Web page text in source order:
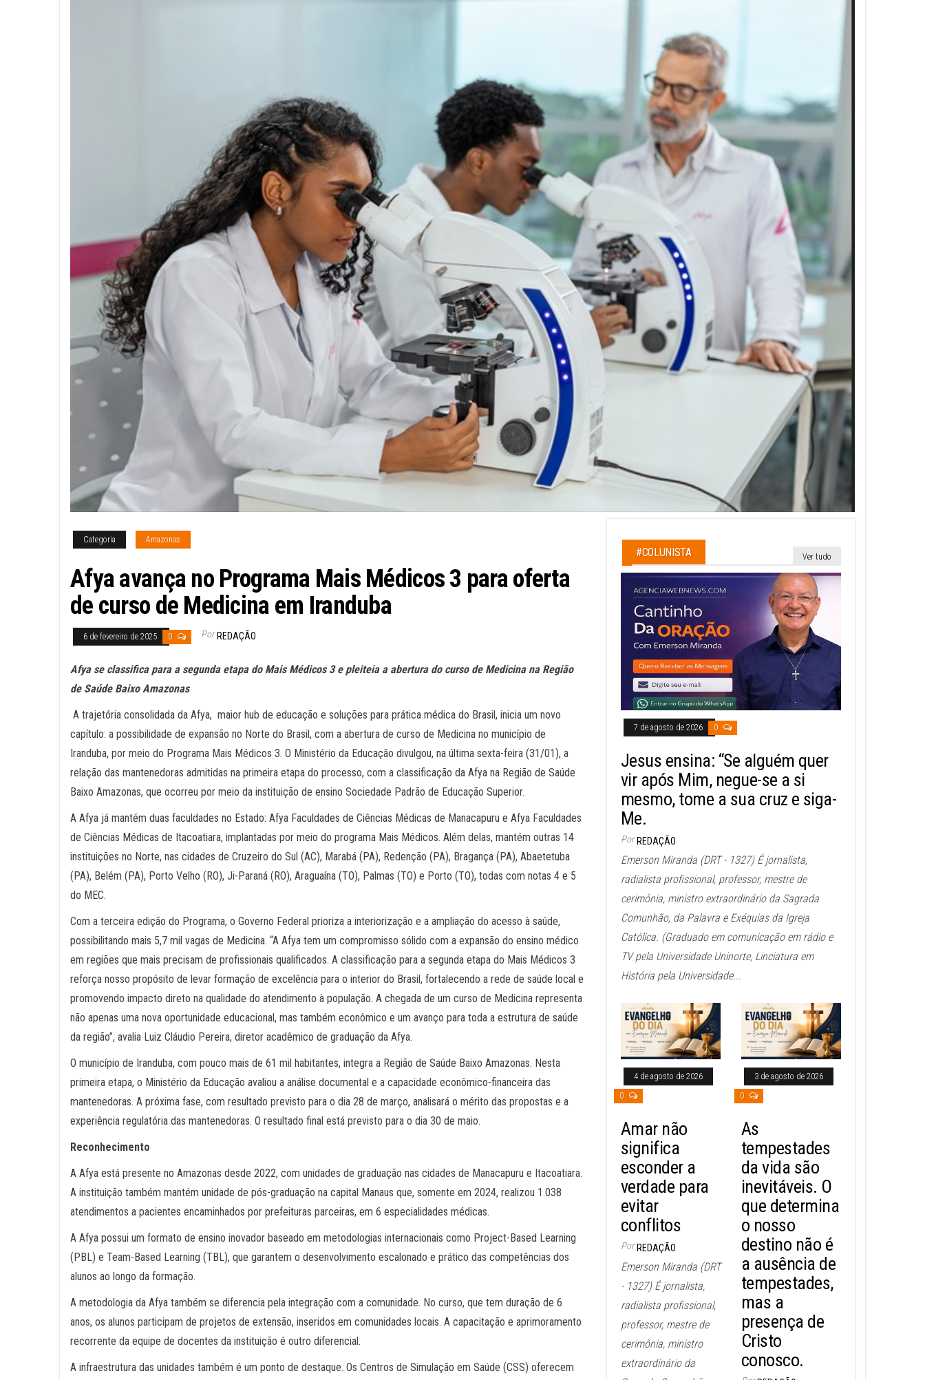
Categoria Amazonas
Afya avança no Programa Mais Médicos 3 para oferta
de curso de Medicina em Iranduba
6 de fevereiro de 2025 0 Por REDAÇÃO
Afya se classifica para a segunda etapa do Mais Médicos 3 e pleiteia a abertura do curso de Medicina na Região
de Saúde Baixo Amazonas
A trajetória consolidada da Afya, maior hub de educação e soluções para prática médica do Brasil, inicia um novo
capítulo: a possibilidade de expansão no Norte do Brasil, com a abertura de curso de Medicina no município de
Iranduba, por meio do Programa Mais Médicos 3. O Ministério da Educação divulgou, na última sexta-feira (31/01), a
relação das mantenedoras admitidas na primeira etapa do processo, com a classificação da Afya na Região de Saúde
Baixo Amazonas, que ocorreu por meio da instituição de ensino Sociedade Padrão de Educação Superior.
A Afya já mantém duas faculdades no Estado: Afya Faculdades de Ciências Médicas de Manacapuru e Afya Faculdades
de Ciências Médicas de Itacoatiara, implantadas por meio do programa Mais Médicos. Além delas, mantém outras 14
instituições no Norte, nas cidades de Cruzeiro do Sul (AC), Marabá (PA), Redenção (PA), Bragança (PA), Abaetetuba
(PA), Belém (PA), Porto Velho (RO), Ji-Paraná (RO), Araguaína (TO), Palmas (TO) e Porto (TO), todas com notas 4 e 5
do MEC.
Com a terceira edição do Programa, o Governo Federal prioriza a interiorização e a ampliação do acesso à saúde,
possibilitando mais 5,7 mil vagas de Medicina. “A Afya tem um compromisso sólido com a expansão do ensino médico
em regiões que mais precisam de profissionais qualificados. A classificação para a segunda etapa do Mais Médicos 3
reforça nosso propósito de levar formação de excelência para o interior do Brasil, fortalecendo a rede de saúde local e
promovendo impacto direto na qualidade do atendimento à população. A chegada de um curso de Medicina representa
não apenas uma nova oportunidade educacional, mas também econômico e um avanço para toda a estrutura de saúde
da região”, avalia Luiz Cláudio Pereira, diretor acadêmico de graduação da Afya.
O município de Iranduba, com pouco mais de 61 mil habitantes, integra a Região de Saúde Baixo Amazonas. Nesta
primeira etapa, o Ministério da Educação avaliou a análise documental e a capacidade econômico-financeira das
mantenedoras. A próxima fase, com resultado previsto para o dia 28 de março, analisará o mérito das propostas e a
experiência regulatória das mantenedoras. O resultado final está previsto para o dia 30 de maio.
Reconhecimento
A Afya está presente no Amazonas desde 2022, com unidades de graduação nas cidades de Manacapuru e Itacoatiara.
A instituição também mantém unidade de pós-graduação na capital Manaus que, somente em 2024, realizou 1.038
atendimentos a pacientes encaminhados por prefeituras parceiras, em 6 especialidades médicas.
A Afya possui um formato de ensino inovador baseado em metodologias internacionais como Project-Based Learning
(PBL) e Team-Based Learning (TBL), que garantem o desenvolvimento escalonado e prático das competências dos
alunos ao longo da formação.
A metodologia da Afya também se diferencia pela integração com a comunidade. No curso, que tem duração de 6
anos, os alunos participam de projetos de extensão, inseridos em comunidades locais. A capacitação e aprimoramento
recorrente da equipe de docentes da instituição é outro diferencial.
A infraestrutura das unidades também é um ponto de destaque. Os Centros de Simulação em Saúde (CSS) oferecem
#COLUNISTA Ver tudo
7 de agosto de 2026 0
Jesus ensina: “Se alguém quer
vir após Mim, negue-se a si
mesmo, tome a sua cruz e siga-
Me.
Por REDAÇÃO
Emerson Miranda (DRT - 1327) É jornalista,
radialista profissional, professor, mestre de
cerimônia, ministro extraordinário da Sagrada
Comunhão, da Palavra e Exéquias da Igreja
Católica. (Graduado em comunicação em rádio e
TV pela Universidade Uninorte, Linciatura em
História pela Universidade...
4 de agosto de 2026
0
Amar não
significa
esconder a
verdade para
evitar
conflitos
Por REDAÇÃO
Emerson Miranda (DRT
- 1327) É jornalista,
radialista profissional,
professor, mestre de
cerimônia, ministro
extraordinário da
3 de agosto de 2026
0
As
tempestades
da vida são
inevitáveis. O
que determina
o nosso
destino não é
a ausência de
tempestades,
mas a
presença de
Cristo
conosco.